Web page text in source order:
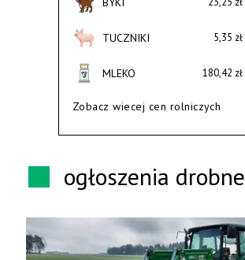
TUCZNIKI 5,35 zł
MLEKO 180,42 zł
Zobacz wiecej cen rolniczych
ogłoszenia drobne